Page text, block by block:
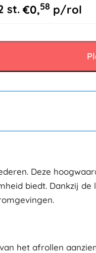
st. €0,58 p/rol
Deze
biedt. Dankzij
het afrollen